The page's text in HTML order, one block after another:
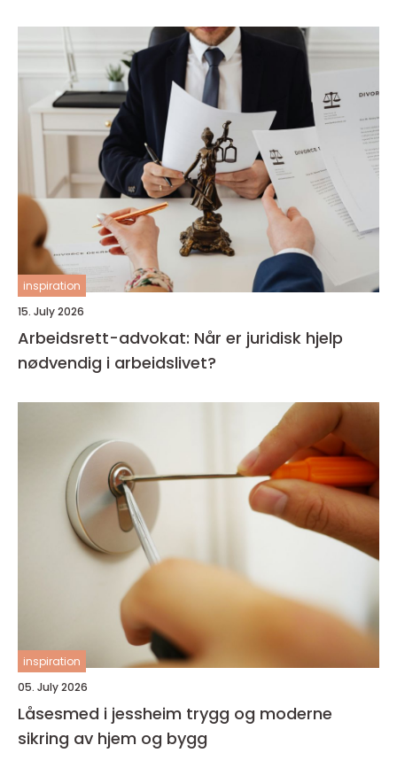
inspiration
15. July 2026
Arbeidsrett-advokat: Når er juridisk hjelp
nødvendig i arbeidslivet?
inspiration
05. July 2026
Låsesmed i jessheim trygg og moderne
sikring av hjem og bygg